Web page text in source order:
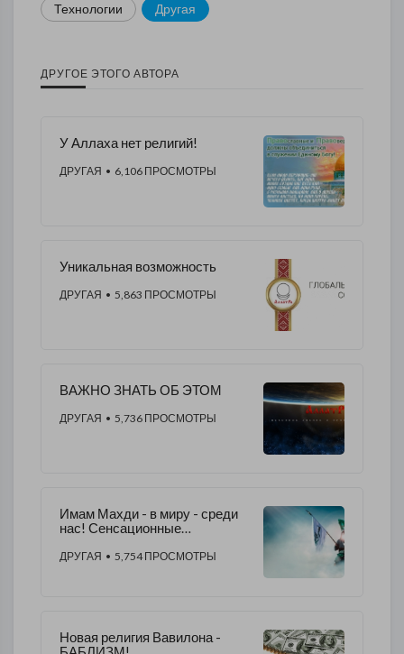
Технологии Другая
ДРУГОЕ ЭТОГО АВТОРА
У Аллаха нет религий!
ДРУГАЯ • 6,106 ПРОСМОТРЫ
​Уникальная возможность
ДРУГАЯ • 5,863 ПРОСМОТРЫ
ВАЖНО ЗНАТЬ ОБ ЭТОМ
ДРУГАЯ • 5,736 ПРОСМОТРЫ
Имам Махди - в миру - среди
нас! Сенсационные
доказательства.
ДРУГАЯ • 5,754 ПРОСМОТРЫ
Новая религия Вавилона -